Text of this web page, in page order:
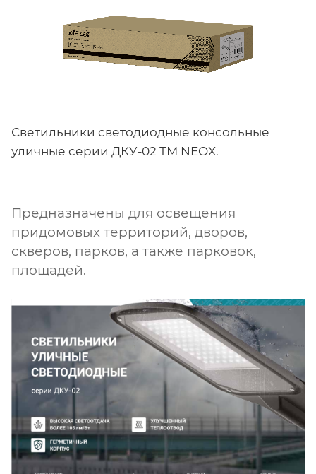
Светильники светодиодные консольные
уличные серии ДКУ-02 ТМ NEOX.
Предназначены для освещения
придомовых территорий, дворов,
скверов, парков, а также парковок,
площадей.